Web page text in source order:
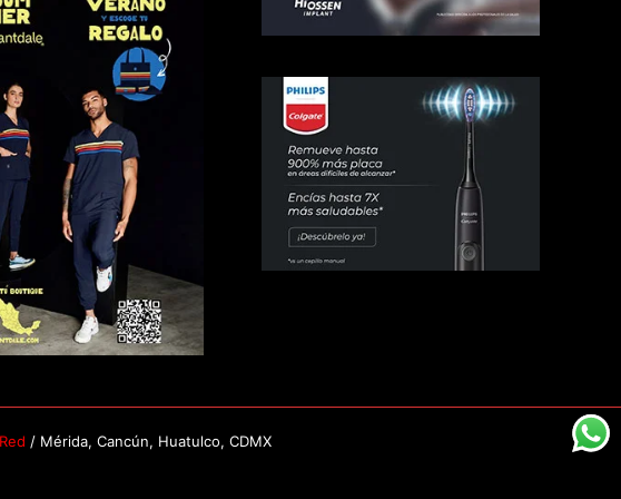
/ Mérida, Cancún, Huatulco, CDMX